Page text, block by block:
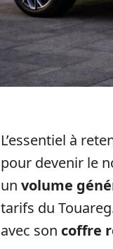
L’essentiel à
pour devenir le
un volume
tarifs du
avec son coffre